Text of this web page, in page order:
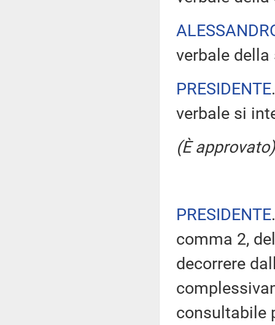
verbale
PRESIDENTE
verbale si
(È approvato)
PRESIDENTE
comma 2,
decorrere
consultabile